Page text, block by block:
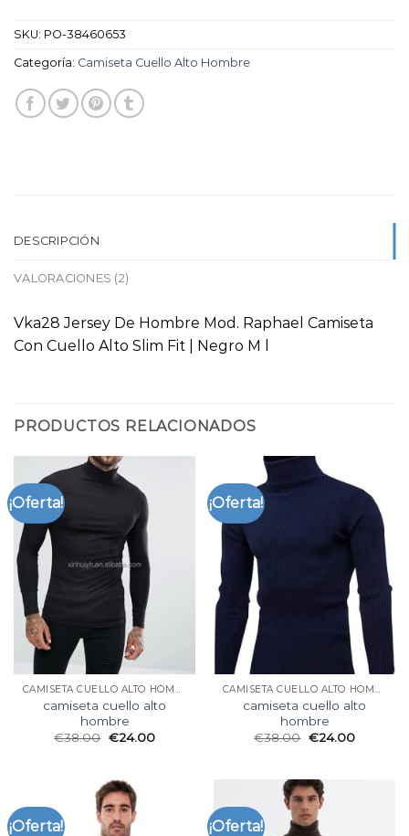
SKU: PO-38460653
Categoría: Camiseta Cuello Alto Hombre
DESCRIPCIÓN
VALORACIONES (2)
Vka28 Jersey De Hombre Mod. Raphael Camiseta
Con Cuello Alto Slim Fit | Negro M l
PRODUCTOS RELACIONADOS
¡Oferta!
CAMISETA CUELLO ALTO HOMBRE
camiseta cuello alto
hombre
€38.00 €24.00
¡Oferta!
CAMISETA CUELLO ALTO HOMBRE
camiseta cuello alto
hombre
€38.00 €24.00
¡Oferta! ¡Oferta!